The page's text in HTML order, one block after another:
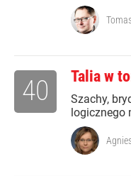
Talia w
Szachy,
logicznego
40